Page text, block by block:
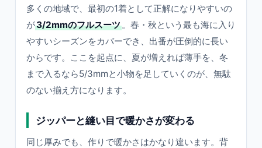
多くの地域で、最初の1着として正解になりやすいの
が3/2mmのフルスーツ。春・秋という最も海に入り
やすいシーズンをカバーでき、出番が圧倒的に長い
からです。ここを起点に、夏が増えれば薄手を、冬
まで入るなら5/3mmと小物を足していくのが、無駄
のない揃え方になります。
ジッパーと縫い目で暖かさが変わる
同じ厚みでも、作りで暖かさはかなり違います。背